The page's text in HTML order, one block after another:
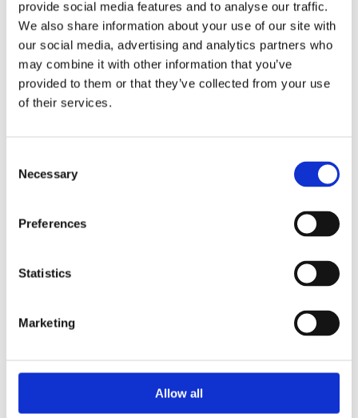
provide social media features and to analyse our traffic.
We also share information about your use of our site with
our social media, advertising and analytics partners who
may combine it with other information that you’ve
provided to them or that they’ve collected from your use
of their services.
Selection
Necessary
Preferences
Statistics
Marketing
Allow all
Агрегати рульового управління (112)
КЛІМАТИЗАЦІЯ ДЛЯ